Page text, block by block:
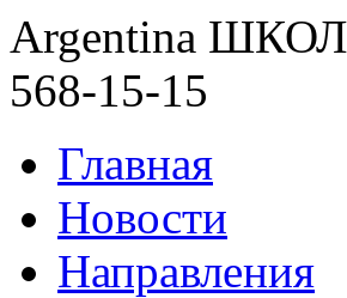
Argentina
568-15-15
Главная
Новости
Направления